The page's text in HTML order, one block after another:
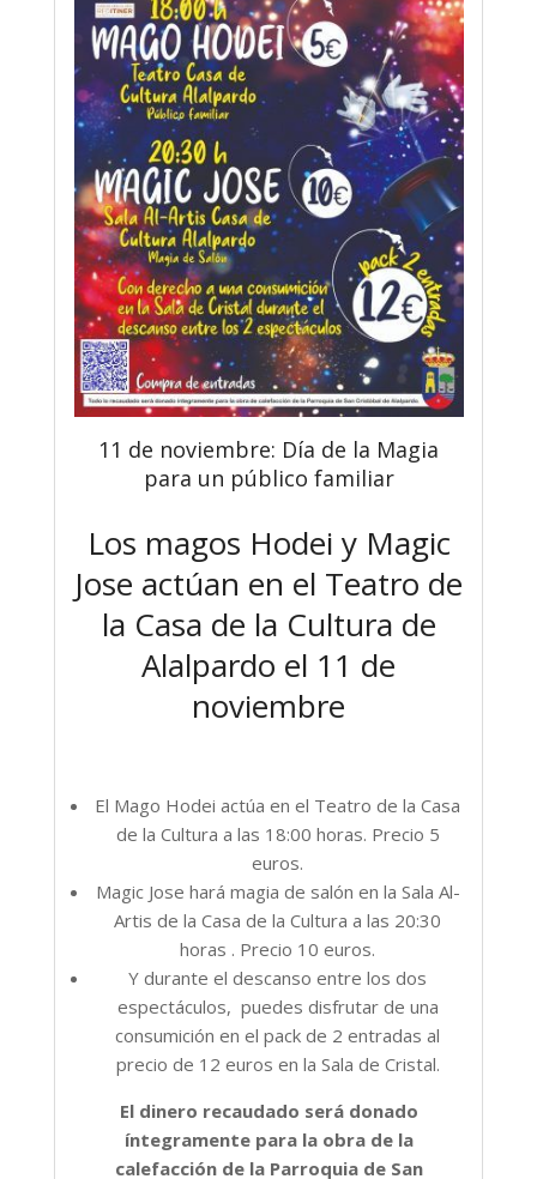
11 de noviembre: Día de la Magia
para un público familiar
Los magos Hodei y Magic
Jose actúan en el Teatro de
la Casa de la Cultura de
Alalpardo el 11 de
noviembre
El Mago Hodei actúa en el Teatro de la Casa
de la Cultura a las 18:00 horas. Precio 5
euros.
Magic Jose hará magia de salón en la Sala Al-
Artis de la Casa de la Cultura a las 20:30
horas . Precio 10 euros.
Y durante el descanso entre los dos
espectáculos, puedes disfrutar de una
consumición en el pack de 2 entradas al
precio de 12 euros en la Sala de Cristal.
El dinero recaudado será donado
íntegramente para la obra de la
calefacción de la Parroquia de San